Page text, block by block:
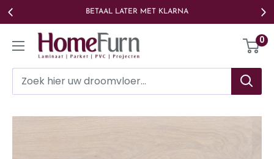
Ga
naar
BETAAL LATER MET KLARNA
Homefurn 0